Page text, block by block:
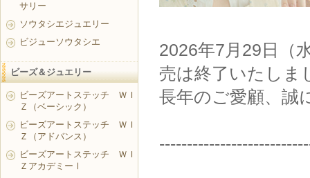
2026年7月29日（
売は終了いたしま
長年のご愛顧、誠
サリー
ソウタシエジュエリー
ビジューソウタシエ
ビーズ＆ジュエリー
ビーズアートステッチ ＷＩ
Ｚ（ベーシック）
ビーズアートステッチ ＷＩ
Ｚ（アドバンス）
ビーズアートステッチ ＷＩ
ＺアカデミーⅠ